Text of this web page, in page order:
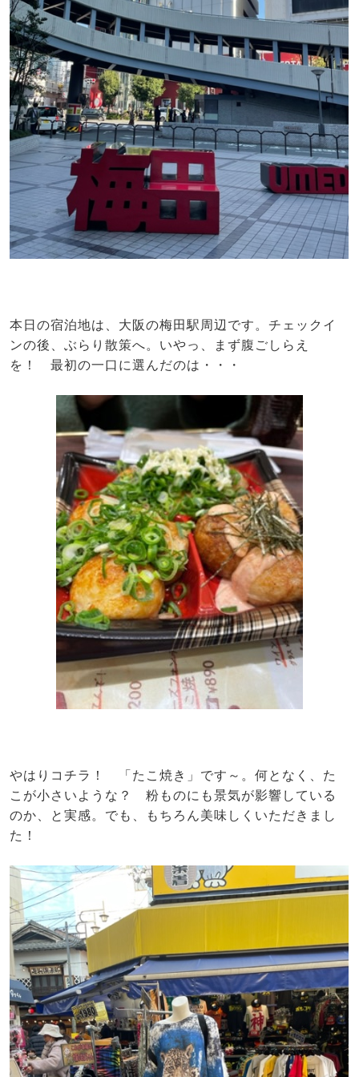
本日の宿泊地は、大阪の梅田駅周辺です。チェックイ
ンの後、ぶらり散策へ。いやっ、まず腹ごしらえ
を！ 最初の一口に選んだのは・・・
やはりコチラ！ 「たこ焼き」です～。何となく、た
こが小さいような？ 粉ものにも景気が影響している
のか、と実感。でも、もちろん美味しくいただきまし
た！